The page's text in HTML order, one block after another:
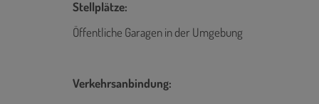
Stellplätze:
Öffentliche Garagen in der Umgebung
Verkehrsanbindung: